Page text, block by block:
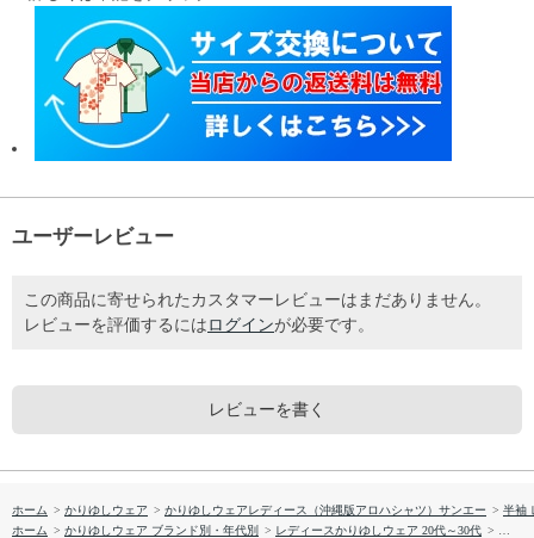
ユーザーレビュー
この商品に寄せられたカスタマーレビューはまだありません。
レビューを評価するには ログインが必要です。
レビューを書く
ホーム > かりゆしウェア > かりゆしウェアレディース（沖縄版アロハシャツ）サンエー > 半袖
ホーム > かりゆしウェア ブランド別・年代別 > レディースかりゆしウェア 20代～30代